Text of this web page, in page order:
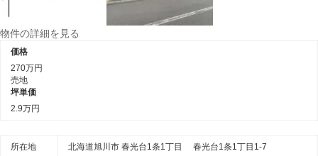
物件の詳細を見る
価格
270万円
売地
坪単価
2.9万円
所在地 北海道旭川市 春光台1条1丁目 春光台1条1丁目1-7